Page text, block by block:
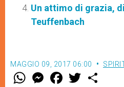
Un attimo di grazia,
Teuffenbach
MAGGIO 09, 2017 06:00
W M
e
F
a w